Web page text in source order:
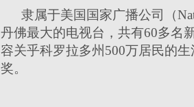
隶属于美国国家广播公司（
丹佛最大的电视台，共有60多名
容关乎科罗拉多州500万居民的
奖。